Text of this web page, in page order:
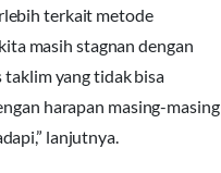
terkait metode
masih stagnan dengan
taklim yang tidak bisa
harapan masing-masing
lanjutnya.